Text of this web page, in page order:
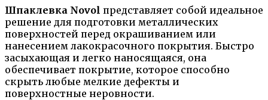
Шпаклевка Novol представляет собой идеальное
решение для подготовки металлических
поверхностей перед окрашиванием или
нанесением лакокрасочного покрытия. Быстро
засыхающая и легко наносящаяся, она
обеспечивает покрытие, которое способно
скрыть любые мелкие дефекты и
поверхностные неровности.